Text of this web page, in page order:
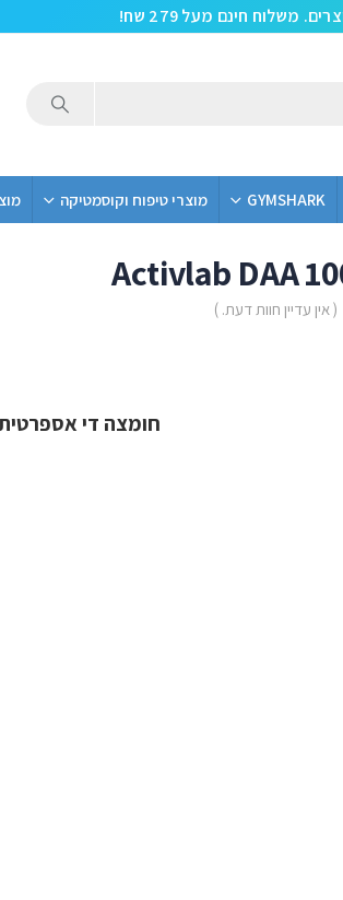
GYMSHARK מוצרי טיפוח וקוסמטיקה
Activlab DAA
( אין עדיין חוות דעת. )
חומצה די